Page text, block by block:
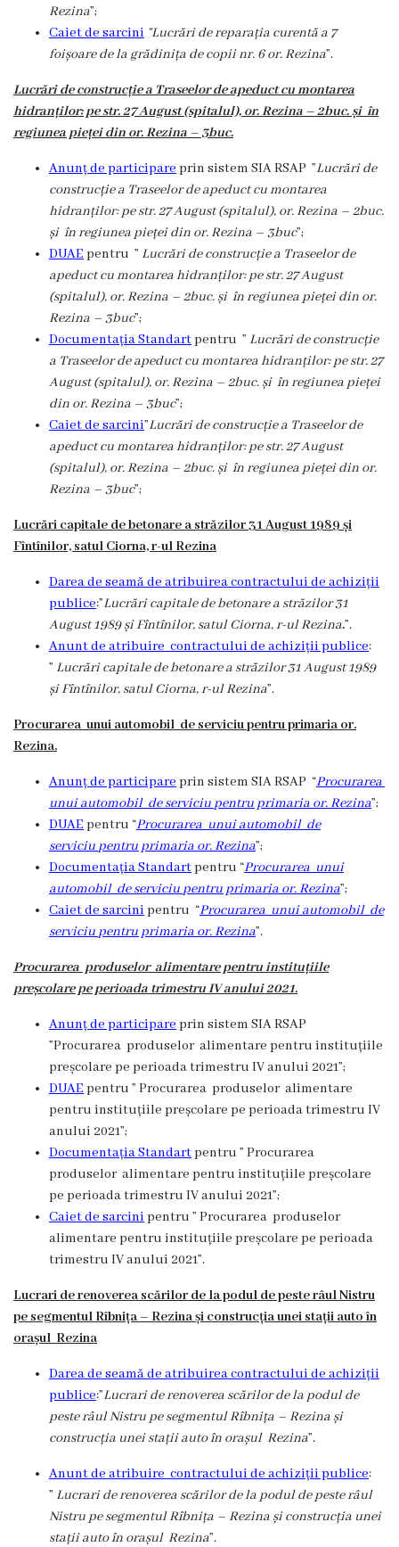
Modele
de
cereri
Media
Știri
și
Evenimente
Galerie
Foto
Galerie
Video
Contacte
Rezina”;
Caiet de sarcini ”Lucrări de reparația curentă a 7
foișoare de la grădinița de copii nr. 6 or. Rezina”.
Lucrări de construcție a Traseelor de apeduct cu montarea
hidranților: pe str. 27 August (spitalul), or. Rezina – 2buc. și în
regiunea pieței din or. Rezina – 3buc.
Anunț de participare prin sistem SIA RSAP ”Lucrări de
construcție a Traseelor de apeduct cu montarea
hidranților: pe str. 27 August (spitalul), or. Rezina – 2buc.
și în regiunea pieței din or. Rezina – 3buc”;
DUAE pentru ” Lucrări de construcție a Traseelor de
apeduct cu montarea hidranților: pe str. 27 August
(spitalul), or. Rezina – 2buc. și în regiunea pieței din or.
Rezina – 3buc”;
Documentația Standartpentru ” Lucrări de construcție
a Traseelor de apeduct cu montarea hidranților: pe str. 27
August (spitalul), or. Rezina – 2buc. și în regiunea pieței
din or. Rezina – 3buc”;
Caiet de sarcini”Lucrări de construcție a Traseelor de
apeduct cu montarea hidranților: pe str. 27 August
(spitalul), or. Rezina – 2buc. și în regiunea pieței din or.
Rezina – 3buc”;
Lucrări capitale de betonare a străzilor 31 August 1989 și
Fîntînilor, satul Ciorna, r-ul Rezina
Darea de seamă de atribuirea contractului de achiziții
publice:”Lucrări capitale de betonare a străzilor 31
August 1989 și Fîntînilor, satul Ciorna, r-ul Rezina.”.
Anunt de atribuire contractului de achiziții publice:
” Lucrări capitale de betonare a străzilor 31 August 1989
și Fîntînilor, satul Ciorna, r-ul Rezina”.
Procurarea unui automobil de serviciupentru primaria or.
Rezina.
Anunț de participare prin sistem SIA RSAP “Procurarea
unui automobil de serviciu pentru primaria or. Rezina”;
DUAE pentru “Procurarea unui automobil de
serviciu pentru primaria or. Rezina”;
Documentația Standartpentru “Procurarea unui
automobil de serviciu pentru primaria or. Rezina”;
Caiet de sarcini pentru “Procurarea unui automobil de
serviciu pentru primaria or. Rezina”.
Procurarea produselor alimentare pentru instituțiile
preșcolare pe perioada trimestru IV anului 2021.
Anunț de participare prin sistem SIA RSAP
”Procurarea produselor alimentare pentru instituțiile
preșcolare pe perioada trimestru IV anului 2021”;
DUAE pentru ” Procurarea produselor alimentare
pentru instituțiile preșcolare pe perioada trimestru IV
anului 2021”;
Documentația Standartpentru ” Procurarea
produselor alimentare pentru instituțiile preșcolare
pe perioada trimestru IV anului 2021”;
Caiet de sarcini pentru ” Procurarea produselor
alimentare pentru instituțiile preșcolare pe perioada
trimestru IV anului 2021”.
Lucrari de renoverea scărilor de la podul de peste râul Nistru
pe segmentul Rîbnița – Rezina și construcția unei stații auto în
orașul Rezina
Darea de seamă de atribuirea contractului de achiziții
publice:”Lucrari de renoverea scărilor de la podul de
peste râul Nistru pe segmentul Rîbnița – Rezina și
construcția unei stații auto în orașul Rezina”.
Anunt de atribuire contractului de achiziții publice:
” Lucrari de renoverea scărilor de la podul de peste râul
Nistru pe segmentul Rîbnița – Rezina și construcția unei
stații auto în orașul Rezina”.